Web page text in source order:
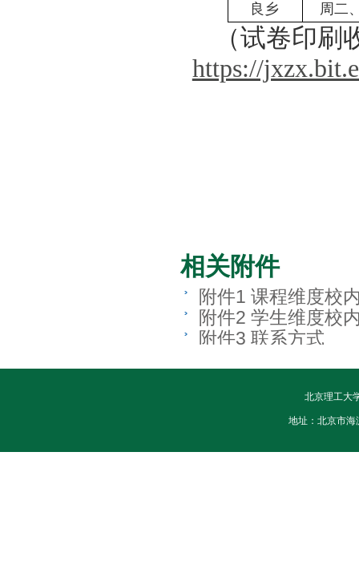
良乡
周二
（试卷印
https://
相关附件
附件1 课程维度校
附件2 学生维度校
附件3 联系方式
北京理工大
地址：北京市